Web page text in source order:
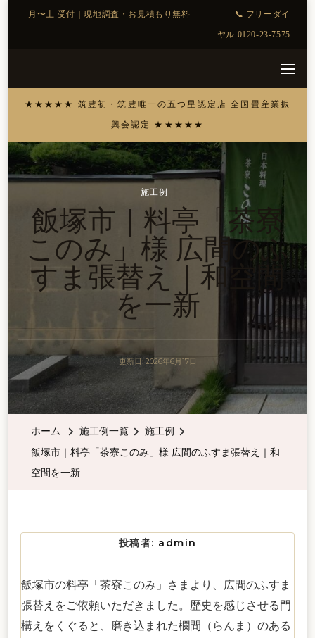
施工例
飯塚市｜料亭「茶寮
このみ」様 広間のふ
すま張替え｜和空間
を一新
更新日: 2026年6月17日
ホーム 施工例一覧
施工例
飯塚市｜料亭「茶寮このみ」様 広間のふすま張替え｜和
空間を一新
投稿者: admin
飯塚市の料亭「茶寮このみ」さまより、広間のふすま
張替えをご依頼いただきました。歴史を感じさせる門
構えをくぐると、磨き込まれた欄間（らんま）のある